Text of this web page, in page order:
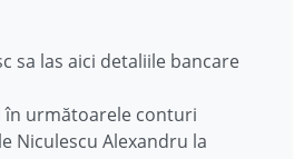
sa las aici detaliile bancare
în următoarele conturi
Niculescu Alexandru la